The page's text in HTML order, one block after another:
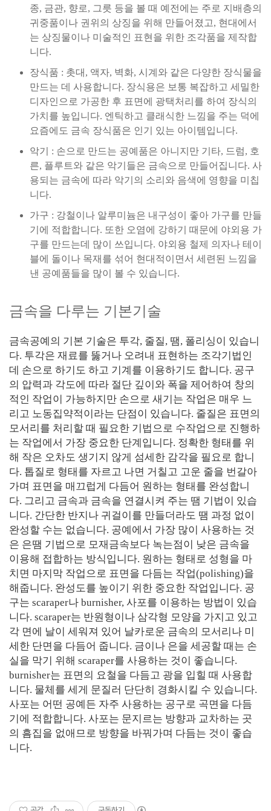
종, 금관, 향로, 그릇 등을 볼 때 예전에는 주로 지배층의
귀중품이나 권위의 상징을 위해 만들어졌고, 현대에서
는 상징물이나 미술적인 표현을 위한 조각품을 제작합
니다.
장식품 : 촛대, 액자, 벽화, 시계와 같은 다양한 장식물을
만드는 데 사용합니다. 장식용은 보통 복잡하고 세밀한
디자인으로 가공한 후 표면에 광택처리를 하여 장식의
가치를 높입니다. 엔틱하고 클래식한 느낌을 주는 덕에
요즘에도 금속 장식품은 인기 있는 아이템입니다.
악기 : 손으로 만드는 공예품은 아니지만 기타, 드럼, 호
른, 플루트와 같은 악기들은 금속으로 만들어집니다. 사
용되는 금속에 따라 악기의 소리와 음색에 영향을 미칩
니다.
가구 : 강철이나 알루미늄은 내구성이 좋아 가구를 만들
기에 적합합니다. 또한 오염에 강하기 때문에 야외용 가
구를 만드는데 많이 쓰입니다. 야외용 철제 의자나 테이
블에 돌이나 목재를 섞어 현대적이면서 세련된 느낌을
낸 공예품들을 많이 볼 수 있습니다.
금속을 다루는 기본기술
금속공예의 기본 기술은 투각, 줄질, 땜, 폴리싱이 있습니
다. 투각은 재료를 뚫거나 오려내 표현하는 조각기법인
데 손으로 하기도 하고 기계를 이용하기도 합니다. 공구
의 압력과 각도에 따라 절단 깊이와 폭을 제어하여 창의
적인 작업이 가능하지만 손으로 새기는 작업은 매우 느
리고 노동집약적이라는 단점이 있습니다. 줄질은 표면의
모서리를 처리할 때 필요한 기법으로 수작업으로 진행하
는 작업에서 가장 중요한 단계입니다. 정확한 형태를 위
해 작은 오차도 생기지 않게 섬세한 감각을 필요로 합니
다. 톱질로 형태를 자르고 나면 거칠고 고운 줄을 번갈아
가며 표면을 매끄럽게 다듬어 원하는 형태를 완성합니
다. 그리고 금속과 금속을 연결시켜 주는 땜 기법이 있습
니다. 간단한 반지나 귀걸이를 만들더라도 땜 과정 없이
완성할 수는 없습니다. 공예에서 가장 많이 사용하는 것
은 은땜 기법으로 모재금속보다 녹는점이 낮은 금속을
이용해 접합하는 방식입니다. 원하는 형태로 성형을 마
치면 마지막 작업으로 표면을 다듬는 작업(polishing)을
해줍니다. 완성도를 높이기 위한 중요한 작업입니다. 공
구는 scaraper나 burnisher, 사포를 이용하는 방법이 있습
니다. scaraper는 반원형이나 삼각형 모양을 가지고 있고
각 면에 날이 세워져 있어 날카로운 금속의 모서리나 미
세한 단면을 다듬어 줍니다. 금이나 은을 세공할 때는 손
실을 막기 위해 scaraper를 사용하는 것이 좋습니다.
burnisher는 표면의 요철을 다듬고 광을 입힐 때 사용합
니다. 물체를 세게 문질러 단단히 경화시킬 수 있습니다.
사포는 어떤 공예든 자주 사용하는 공구로 곡면을 다듬
기에 적합합니다. 사포는 문지르는 방향과 교차하는 곳
의 흠집을 없애므로 방향을 바꿔가며 다듬는 것이 좋습
니다.